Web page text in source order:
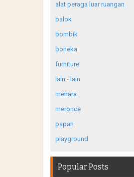
alat peraga luar ruangan
balok
bombik
boneka
furniture
lain - lain
menara
meronce
papan
playground
Popular Posts